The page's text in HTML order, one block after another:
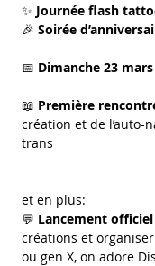
✨ Journée flash
🎉 Soirée
📅 Dimanche 23
📖 Première
création et de l’auto-
trans
et en plus:
💬 Lancement
créations et
ou gen X, on adore